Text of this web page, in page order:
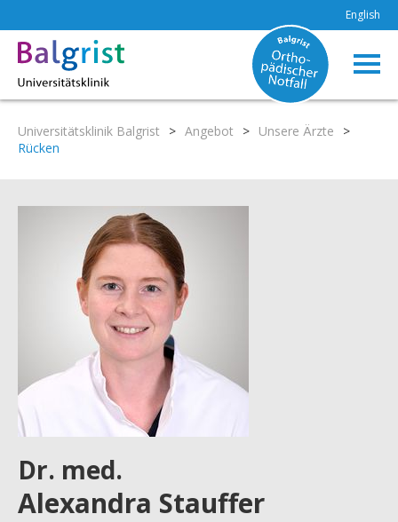
English
Universitätsklinik Balgrist > Angebot > Unsere Ärzte
>
Rücken
Dr. med.
Alexandra Stauffer